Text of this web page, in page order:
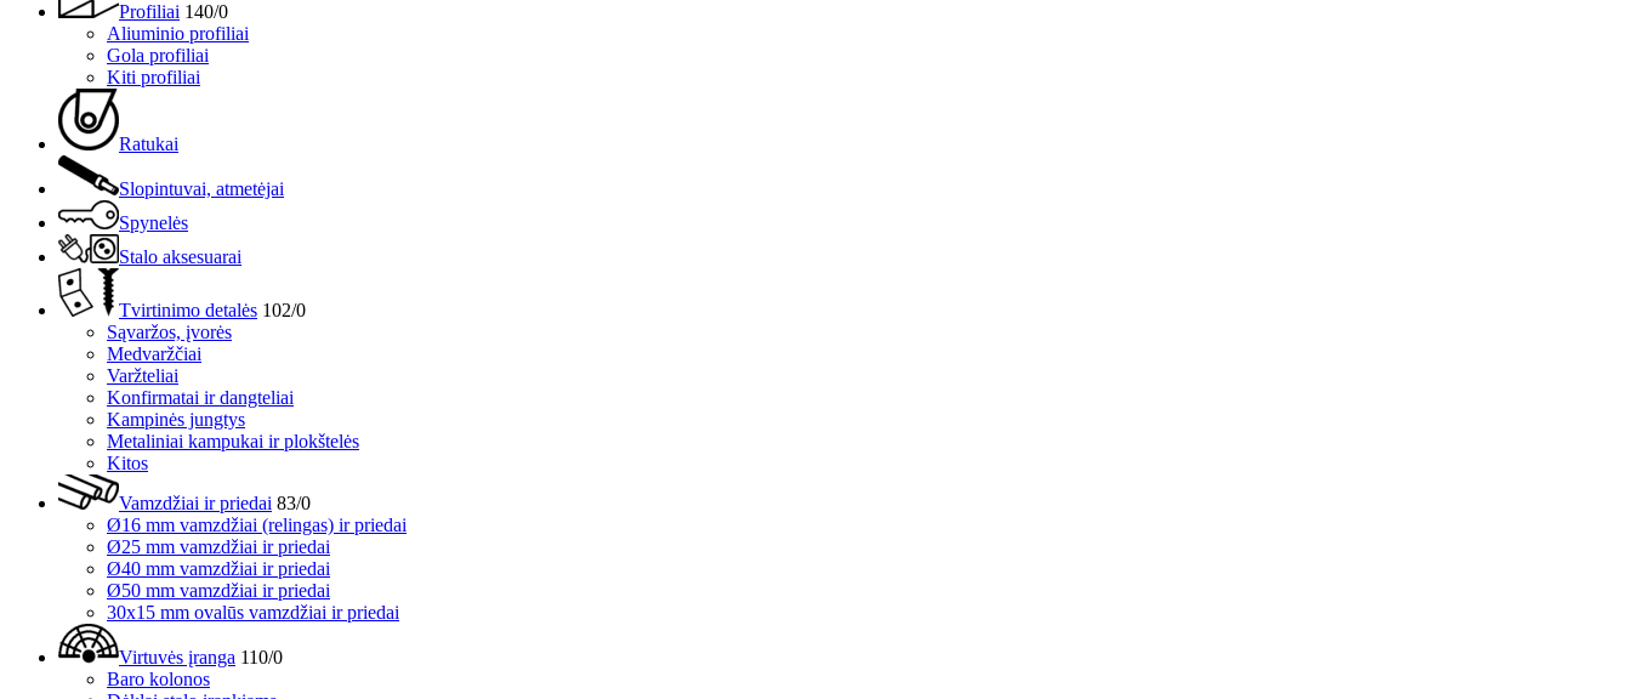
Profiliai 140/0
Aliuminio profiliai
Gola profiliai
Kiti profiliai
Ratukai
Slopintuvai, atmetėjai
Spynelės
Stalo aksesuarai
Tvirtinimo detalės 102/0
Sąvaržos, įvorės
Medvaržčiai
Varžteliai
Konfirmatai ir dangteliai
Kampinės jungtys
Metaliniai kampukai ir plokštelės
Kitos
Vamzdžiai ir priedai 83/0
Ø16 mm vamzdžiai (relingas) ir priedai
Ø25 mm vamzdžiai ir priedai
Ø40 mm vamzdžiai ir priedai
Ø50 mm vamzdžiai ir priedai
30x15 mm ovalūs vamzdžiai ir priedai
Virtuvės įranga 110/0
Baro kolonos